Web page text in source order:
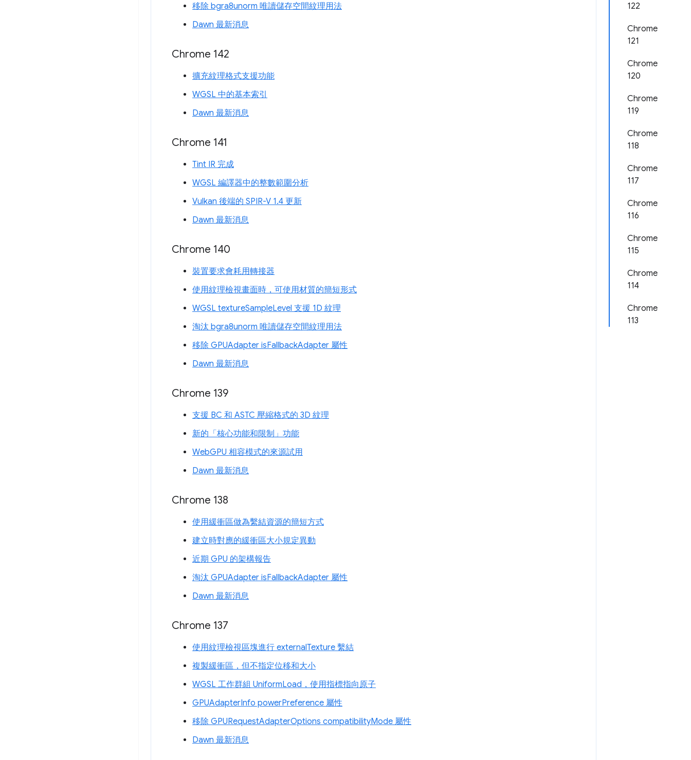
122
Chrome
121
Chrome
120
Chrome
119
Chrome
118
Chrome
117
Chrome
116
Chrome
115
Chrome
114
Chrome
113
移除 bgra8unorm 唯讀儲存空間紋理用法
Dawn 最新消息
Chrome 142
擴充紋理格式支援功能
WGSL 中的基本索引
Dawn 最新消息
Chrome 141
Tint IR 完成
WGSL 編譯器中的整數範圍分析
Vulkan 後端的 SPIR-V 1.4 更新
Dawn 最新消息
Chrome 140
裝置要求會耗用轉接器
使用紋理檢視畫面時，可使用材質的簡短形式
WGSL textureSampleLevel 支援 1D 紋理
淘汰 bgra8unorm 唯讀儲存空間紋理用法
移除 GPUAdapter isFallbackAdapter 屬性
Dawn 最新消息
Chrome 139
支援 BC 和 ASTC 壓縮格式的 3D 紋理
新的「核心功能和限制」功能
WebGPU 相容模式的來源試用
Dawn 最新消息
Chrome 138
使用緩衝區做為繫結資源的簡短方式
建立時對應的緩衝區大小規定異動
近期 GPU 的架構報告
淘汰 GPUAdapter isFallbackAdapter 屬性
Dawn 最新消息
Chrome 137
使用紋理檢視區塊進行 externalTexture 繫結
複製緩衝區，但不指定位移和大小
WGSL 工作群組 UniformLoad，使用指標指向原子
GPUAdapterInfo powerPreference 屬性
移除 GPURequestAdapterOptions compatibilityMode 屬性
Dawn 最新消息